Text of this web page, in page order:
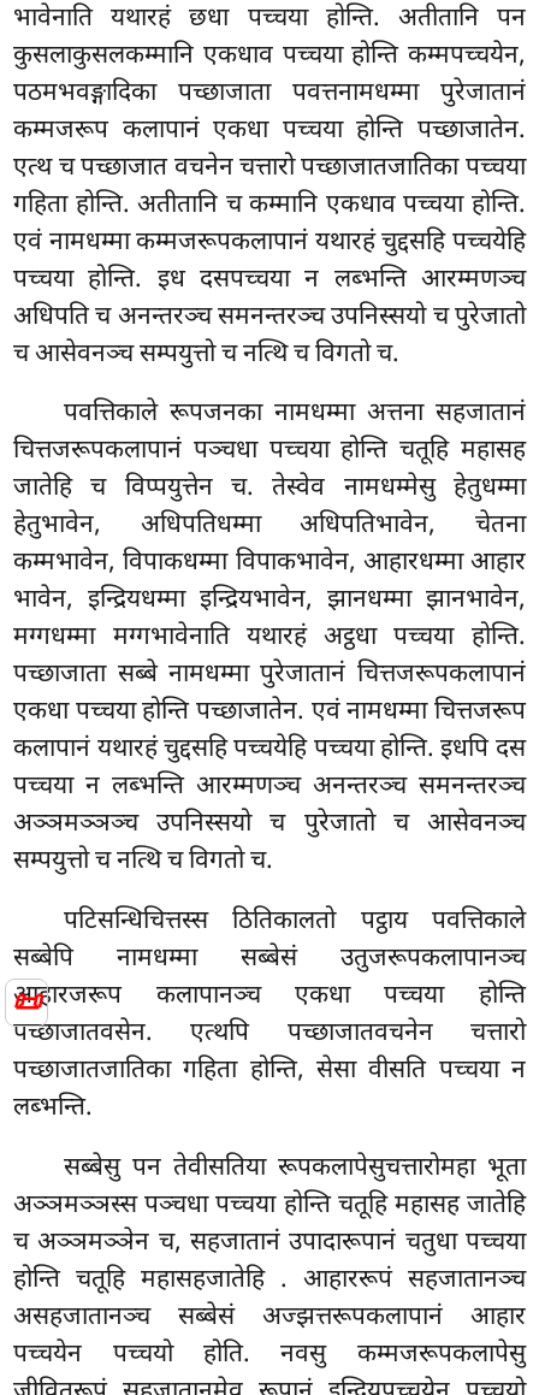
📜
भावेनाति यथारहं छधा पच्चया होन्ति. अतीतानि पन
कुसलाकुसलकम्मानि एकधाव पच्चया होन्ति कम्मपच्चयेन,
पठमभवङ्गादिका पच्छाजाता पवत्तनामधम्मा पुरेजातानं
कम्मजरूप कलापानं एकधा पच्चया होन्ति पच्छाजातेन.
एत्थ च पच्छाजात वचनेन चत्तारो पच्छाजातजातिका पच्चया
गहिता होन्ति. अतीतानि च कम्मानि एकधाव पच्चया होन्ति.
एवं नामधम्मा कम्मजरूपकलापानं यथारहं चुद्दसहि पच्चयेहि
पच्चया होन्ति. इध दसपच्चया न लब्भन्ति आरम्मणञ्च
अधिपति च अनन्तरञ्च समनन्तरञ्च उपनिस्सयो च पुरेजातो
च आसेवनञ्च सम्पयुत्तो च नत्थि च विगतो च.
पवत्तिकाले रूपजनका नामधम्मा अत्तना सहजातानं
चित्तजरूपकलापानं पञ्चधा पच्चया होन्ति चतूहि महासह
जातेहि च विप्पयुत्तेन च. तेस्वेव नामधम्मेसु हेतुधम्मा
हेतुभावेन, अधिपतिधम्मा अधिपतिभावेन, चेतना
कम्मभावेन, विपाकधम्मा विपाकभावेन, आहारधम्मा आहार
भावेन, इन्द्रियधम्मा इन्द्रियभावेन, झानधम्मा झानभावेन,
मग्गधम्मा मग्गभावेनाति यथारहं अट्ठधा पच्चया होन्ति.
पच्छाजाता सब्बे नामधम्मा पुरेजातानं चित्तजरूपकलापानं
एकधा पच्चया होन्ति पच्छाजातेन. एवं नामधम्मा चित्तजरूप
कलापानं यथारहं चुद्दसहि पच्चयेहि पच्चया होन्ति. इधपि दस
पच्चया न लब्भन्ति आरम्मणञ्च अनन्तरञ्च समनन्तरञ्च
अञ्ञमञ्ञञ्च उपनिस्सयो च पुरेजातो च आसेवनञ्च
सम्पयुत्तो च नत्थि च विगतो च.
पटिसन्धिचित्तस्स ठितिकालतो पट्ठाय पवत्तिकाले
सब्बेपि नामधम्मा सब्बेसं उतुजरूपकलापानञ्च
आहारजरूप कलापानञ्च एकधा पच्चया होन्ति
पच्छाजातवसेन. एत्थपि पच्छाजातवचनेन चत्तारो
पच्छाजातजातिका गहिता होन्ति, सेसा वीसति पच्चया न
लब्भन्ति.
सब्बेसु पन तेवीसतिया रूपकलापेसुचत्तारोमहा भूता
अञ्ञमञ्ञस्स पञ्चधा पच्चया होन्ति चतूहि महासह जातेहि
च अञ्ञमञ्ञेन च, सहजातानं उपादारूपानं चतुधा पच्चया
होन्ति चतूहि महासहजातेहि . आहाररूपं सहजातानञ्च
असहजातानञ्च सब्बेसं अज्झत्तरूपकलापानं आहार
पच्चयेन पच्चयो होति. नवसु कम्मजरूपकलापेसु